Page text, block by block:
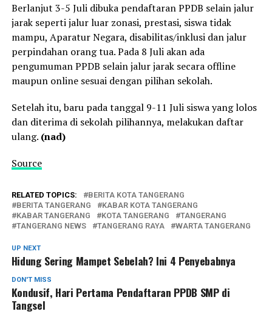
Berlanjut 3-5 Juli dibuka pendaftaran PPDB selain jalur
jarak seperti jalur luar zonasi, prestasi, siswa tidak
mampu, Aparatur Negara, disabilitas/inklusi dan jalur
perpindahan orang tua. Pada 8 Juli akan ada
pengumuman PPDB selain jalur jarak secara offline
maupun online sesuai dengan pilihan sekolah.
Setelah itu, baru pada tanggal 9-11 Juli siswa yang lolos
dan diterima di sekolah pilihannya, melakukan daftar
ulang. (nad)
Source
RELATED TOPICS:
BERITA KOTA TANGERANG
BERITA TANGERANG
KABAR KOTA TANGERANG
KABAR TANGERANG
KOTA TANGERANG
TANGERANG
TANGERANG NEWS
TANGERANG RAYA WARTA TANGERANG
UP NEXT
Hidung Sering Mampet Sebelah? Ini 4 Penyebabnya
DON'T MISS
Kondusif, Hari Pertama Pendaftaran PPDB SMP di
Tangsel